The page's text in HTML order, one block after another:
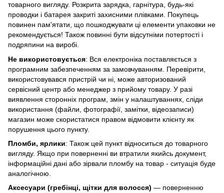
товарного вигляду. Розкрита зарядка, гарнітура, будь-які
проводки і батарея закриті захисними плівками. Покупець
повинен пам'ятати, що пошкоджувати ці елементи упаковки не
рекомендується! Також повинні бути відсутніми потертості і
подряпини на виробі.
Не використовується: Вся електроніка поставляється з
програмним забезпеченням за замовчуванням. Перевірити,
використовувався пристрій чи ні, може авторизований
сервісний центр або менеджер з прийому товару. У разі
виявлення сторонніх програм, змін у налаштуваннях, сліди
використання (файли, фотографії, замітки, відеозаписи)
магазин може скористатися правом відмовити клієнту як
порушення цього пункту.
Пломби, ярлики: Також цей пункт відноситься до товарного
вигляду. Якщо при поверненні ви втратили якийсь документ,
інформаційні дані або зірвали пломбу на товар - ситуація буде
аналогічною.
Аксесуари (гребінці, щітки для волосся) — поверненню